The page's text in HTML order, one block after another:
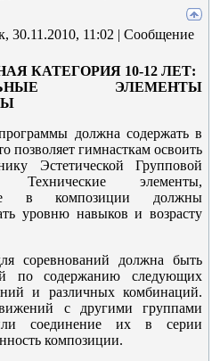
30.11.2010, 11:02 | Сообщение
КАТЕГОРИЯ 10-12 ЛЕТ:
ЭЛЕМЕНТЫ
должна содержать в
позволяет гимнасткам освоить
Эстетической Групповой
Технические элементы,
в композиции должны
уровню навыков и возрасту
соревнований должна быть
по содержанию следующих
и различных комбинаций.
с другими группами
соединение их в серии
композиции.